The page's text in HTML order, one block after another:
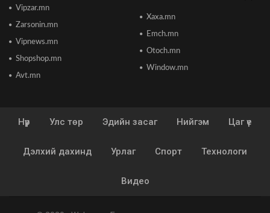
цацаж байгаа тул 10-14 хоног ойд чөлөөт
Улаанбаатар хотын инженер хангамжийн
Энэ сарын 15-наас 10 аймагт загас агнах
“Сэлбэ 20 минутын хот” төслийн бүтээн
байгуулалт үргэлжилж байна
Vipzar.mn
Zarsonin.mn
Vipnews.mn
Shopshop.mn
Avt.mn
Xaxa.mn
Emch.mn
Otoch.mn
Window.mn
Нүүр Улс төр Эдийн засаг Нийгэм Цаг үе
Дэлхий дахинд Урлаг Спорт Технологи
Видео